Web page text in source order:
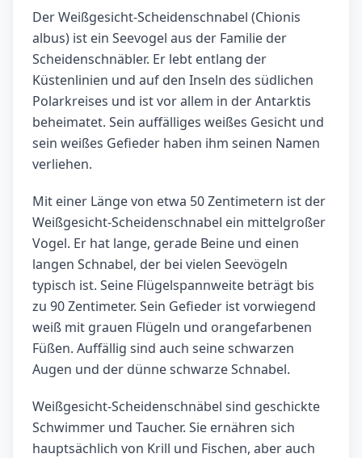
Der Weißgesicht-Scheidenschnabel (Chionis
albus) ist ein Seevogel aus der Familie der
Scheidenschnäbler. Er lebt entlang der
Küstenlinien und auf den Inseln des südlichen
Polarkreises und ist vor allem in der Antarktis
beheimatet. Sein auffälliges weißes Gesicht und
sein weißes Gefieder haben ihm seinen Namen
verliehen.
Mit einer Länge von etwa 50 Zentimetern ist der
Weißgesicht-Scheidenschnabel ein mittelgroßer
Vogel. Er hat lange, gerade Beine und einen
langen Schnabel, der bei vielen Seevögeln
typisch ist. Seine Flügelspannweite beträgt bis
zu 90 Zentimeter. Sein Gefieder ist vorwiegend
weiß mit grauen Flügeln und orangefarbenen
Füßen. Auffällig sind auch seine schwarzen
Augen und der dünne schwarze Schnabel.
Weißgesicht-Scheidenschnäbel sind geschickte
Schwimmer und Taucher. Sie ernähren sich
hauptsächlich von Krill und Fischen, aber auch